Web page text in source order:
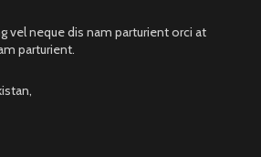
vel neque dis nam parturient orci at
parturient.